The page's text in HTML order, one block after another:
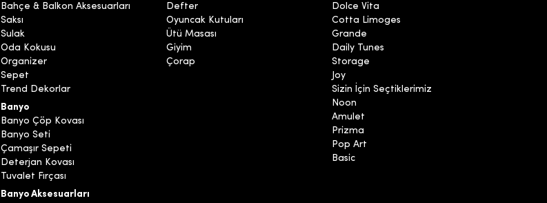
Bahçe & Balkon Aksesuarları
Saksı
Sulak
Oda Kokusu
Organizer
Sepet
Trend Dekorlar
Banyo
Banyo Çöp Kovası
Banyo Seti
Çamaşır Sepeti
Deterjan Kovası
Tuvalet Fırçası
Banyo Aksesuarları
Defter
Oyuncak Kutuları
Ütü Masası
Giyim
Çorap
Dolce Vita
Cotta Limoges
Grande
Daily Tunes
Storage
Joy
Sizin İçin Seçtiklerimiz
Noon
Amulet
Prizma
Pop Art
Basic